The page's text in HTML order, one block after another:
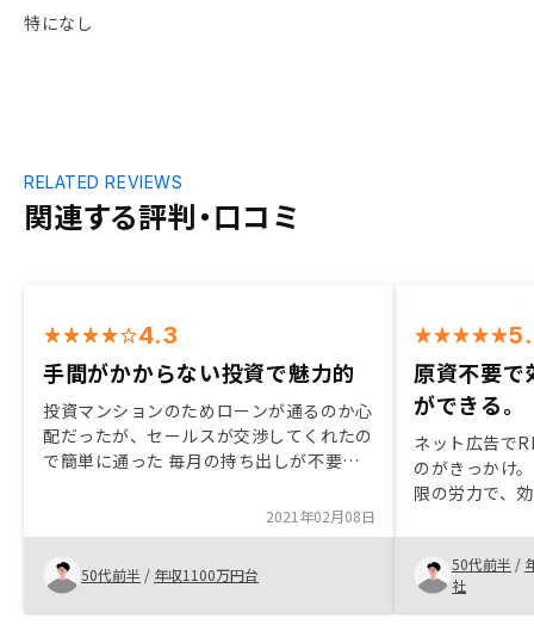
特になし
関連する評判・口コミ
RELATED REVIEWS
4.3
手間がかからない投資で魅力的
投資マンションのためローンが通るのか心
配だったが、セールスが交渉してくれたの
で簡単に通った 毎月の持ち出しが不要な
きるので手間がかからず投資を始められた
アプリの収支は固定資産税なども管理でき
るようになると楽で良い マネーフォワー
ドと連携して欲しい
2021年02月08日
50代前半 / 年収1100万円台
原資不要で
ができる。
ネット広告で
のがきっかけ
限の労力で、
ども合理的で
いと考えた。
でのすべての
る点も魅力的
50代前半 /
社